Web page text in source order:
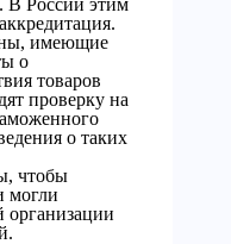
В России этим
имеющие
о
товаров
проверку на
о таких
чтобы
могли
организации